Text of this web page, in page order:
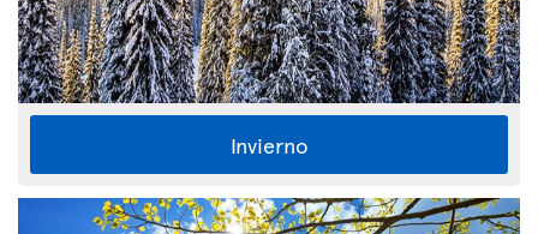
Invierno